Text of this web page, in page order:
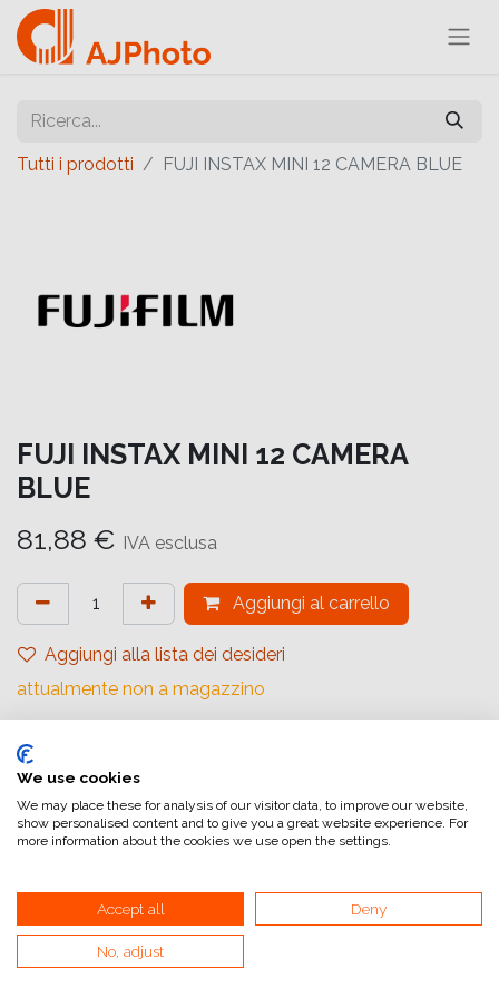
Tutti i prodotti FUJI INSTAX MINI 12 CAMERA BLUE
FUJI INSTAX MINI 12 CAMERA
BLUE
81,88 € IVA esclusa
Aggiungi al carrello
Aggiungi alla lista dei desideri
attualmente non a magazzino
Riferimento interno:
Collegamenti utili
Home
Condizioni generali di vendita
We use cookies
We may place these for analysis of our visitor data, to improve our website,
show personalised content and to give you a great website experience. For
more information about the cookies we use open the settings.
Accept all Deny
No, adjust